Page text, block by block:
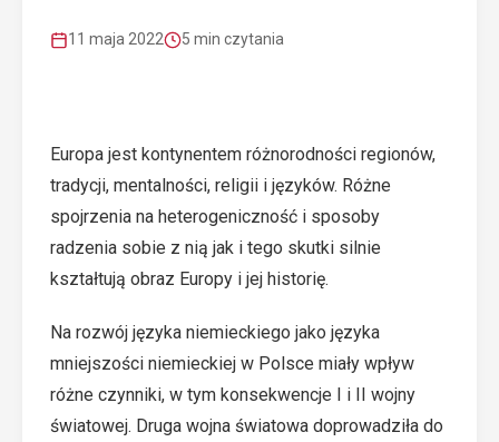
11 maja 2022 5 min czytania
Europa jest kontynentem różnorodności regionów,
tradycji, mentalności, religii i języków. Różne
spojrzenia na heterogeniczność i sposoby
radzenia sobie z nią jak i tego skutki silnie
kształtują obraz Europy i jej historię.
Na rozwój języka niemieckiego jako języka
mniejszości niemieckiej w Polsce miały wpływ
różne czynniki, w tym konsekwencje I i II wojny
światowej. Druga wojna światowa doprowadziła do